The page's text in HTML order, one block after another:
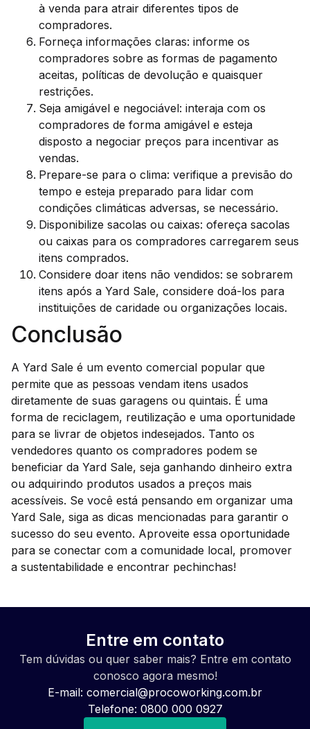
à venda para atrair diferentes tipos de
compradores.
Forneça informações claras: informe os
compradores sobre as formas de pagamento
aceitas, políticas de devolução e quaisquer
restrições.
Seja amigável e negociável: interaja com os
compradores de forma amigável e esteja
disposto a negociar preços para incentivar as
vendas.
Prepare-se para o clima: verifique a previsão do
tempo e esteja preparado para lidar com
condições climáticas adversas, se necessário.
Disponibilize sacolas ou caixas: ofereça sacolas
ou caixas para os compradores carregarem seus
itens comprados.
Considere doar itens não vendidos: se sobrarem
itens após a Yard Sale, considere doá-los para
instituições de caridade ou organizações locais.
Conclusão
A Yard Sale é um evento comercial popular que
permite que as pessoas vendam itens usados
diretamente de suas garagens ou quintais. É uma
forma de reciclagem, reutilização e uma oportunidade
para se livrar de objetos indesejados. Tanto os
vendedores quanto os compradores podem se
beneficiar da Yard Sale, seja ganhando dinheiro extra
ou adquirindo produtos usados a preços mais
acessíveis. Se você está pensando em organizar uma
Yard Sale, siga as dicas mencionadas para garantir o
sucesso do seu evento. Aproveite essa oportunidade
para se conectar com a comunidade local, promover
a sustentabilidade e encontrar pechinchas!
Entre em contato
Tem dúvidas ou quer saber mais? Entre em contato
conosco agora mesmo!
E-mail: comercial@procoworking.com.br
Telefone: 0800 000 0927